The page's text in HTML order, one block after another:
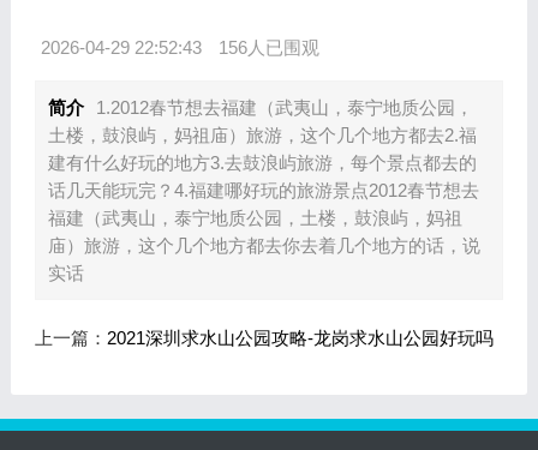
2026-04-29 22:52:43 156人已围观
简介
1.2012春节想去福建（武夷山，泰宁地质公园，
土楼，鼓浪屿，妈祖庙）旅游，这个几个地方都去2.福
建有什么好玩的地方3.去鼓浪屿旅游，每个景点都去的
话几天能玩完？4.福建哪好玩的旅游景点2012春节想去
福建（武夷山，泰宁地质公园，土楼，鼓浪屿，妈祖
庙）旅游，这个几个地方都去你去着几个地方的话，说
实话
上一篇： 2021深圳求水山公园攻略-龙岗求水山公园好玩吗